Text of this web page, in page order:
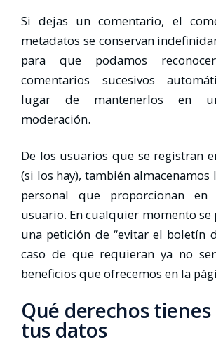
Si dejas un comentario, el
metadatos se conservan
para que podamos
comentarios sucesivos
lugar de mantenerlos en
moderación.
De los usuarios que se registran
(si los hay), también
personal que proporcionan
usuario. En cualquier momento
una petición de “evitar el boletín
caso de que requieran ya no
beneficios que ofrecemos en la
Qué derechos
tus datos